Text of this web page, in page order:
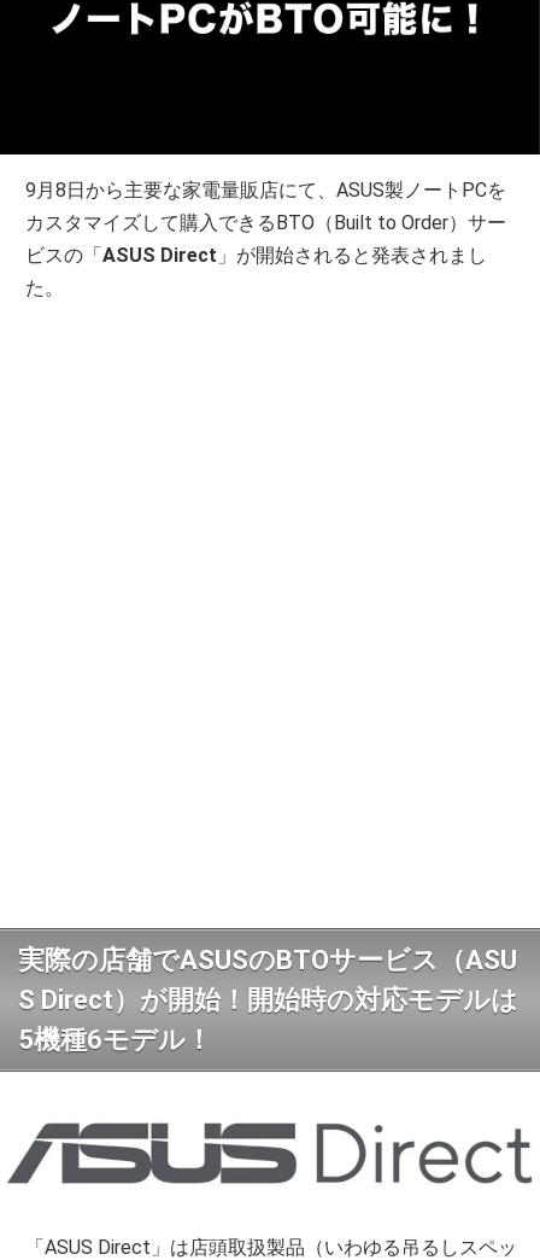
9月8日から主要な家電量販店にて、ASUS製ノートPCを
カスタマイズして購入できるBTO（Built to Order）サー
ビスの「ASUS Direct 」が開始されると発表されまし
た。
実際の店舗でASUSのBTOサービス（ASU
S Direct）が開始！開始時の対応モデルは
5機種6モデル！
「ASUS Direct」は店頭取扱製品（いわゆる吊るしスペッ